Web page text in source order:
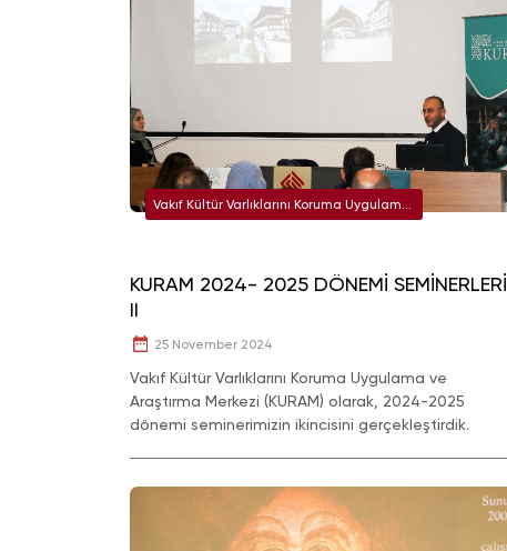
Vakıf Kültür Varlıklarını Koruma Uygulama
KURAM 2024- 2025 DÖNEMİ SEMİNERLERİ
II
25 November 2024
Vakıf Kültür Varlıklarını Koruma Uygulama ve
Araştırma Merkezi (KURAM) olarak, 2024-2025
dönemi seminerimizin ikincisini gerçekleştirdik.